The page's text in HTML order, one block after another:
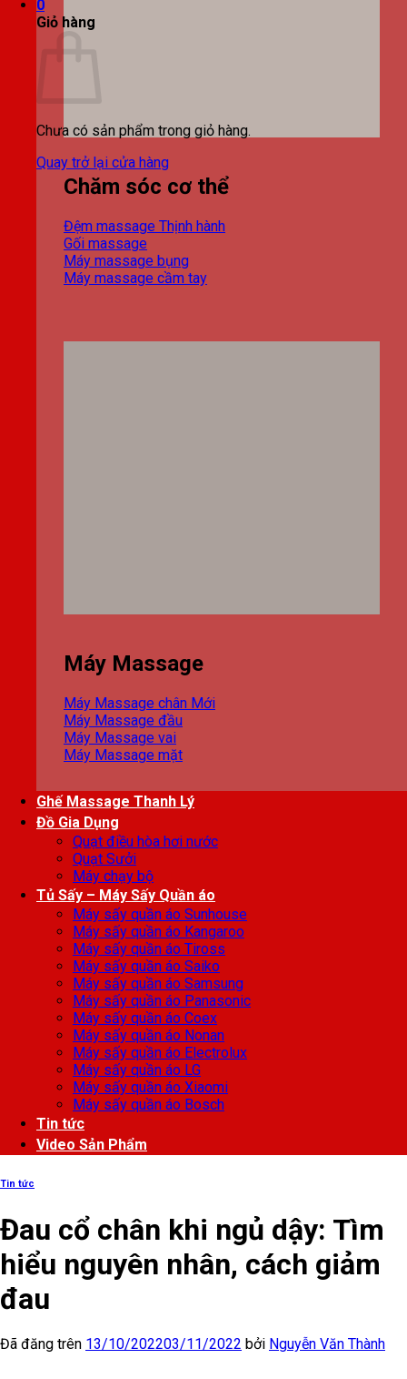
0
Giỏ hàng
Chưa có sản phẩm trong giỏ hàng.
Quay trở lại cửa hàng
Chăm sóc cơ thể
Đệm massage
Gối massage
Máy massage bụng
Máy massage cầm tay
Máy Massage
Máy Massage chân
Máy Massage đầu
Máy Massage vai
Máy Massage mặt
Ghế Massage Thanh Lý
Đồ Gia Dụng
Quạt điều hòa hơi nước
Quạt Sưởi
Máy chạy bộ
Tủ Sấy – Máy Sấy Quần áo
Máy sấy quần áo Sunhouse
Máy sấy quần áo Kangaroo
Máy sấy quần áo Tiross
Máy sấy quần áo Saiko
Máy sấy quần áo Samsung
Máy sấy quần áo Panasonic
Máy sấy quần áo Coex
Máy sấy quần áo Nonan
Máy sấy quần áo Electrolux
Máy sấy quần áo LG
Máy sấy quần áo Xiaomi
Máy sấy quần áo Bosch
Tin tức
Video Sản Phẩm
Tin tức
Đau cổ chân khi ngủ dậy: Tìm
hiểu nguyên nhân, cách giảm
đau
Đã đăng trên 13/10/202203/11/2022 bởi Nguyễn Văn Thành